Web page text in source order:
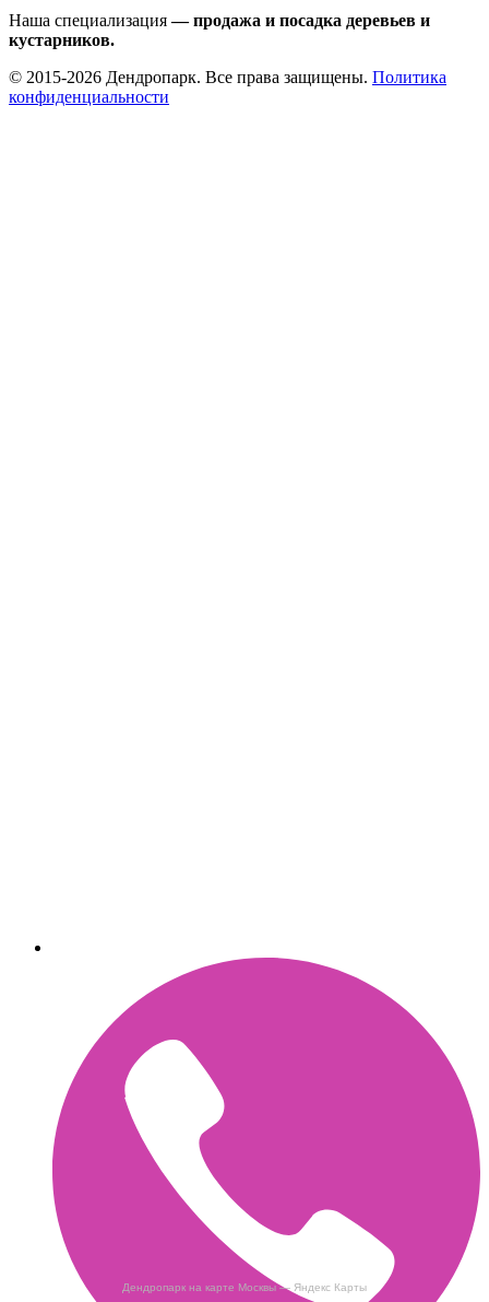
Дендропарк на карте Москвы — Яндекс Карты
Наша специализация— продажа и посадка деревьев и
кустарников.
© 2015-2026 Дендропарк. Все права защищены. Политика
конфиденциальности